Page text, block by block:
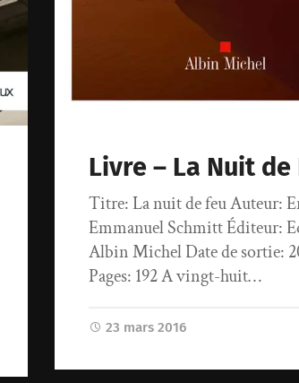
Livre – La Nuit de
Titre: La nuit de feu Auteur:
Emmanuel Schmitt Éditeur:
Albin Michel Date de sortie:
Pages: 192 A vingt-huit…
23 mars 2016